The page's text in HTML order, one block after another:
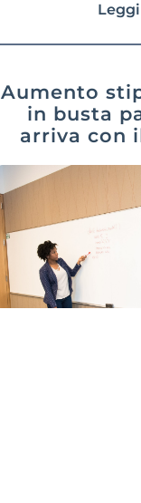
Aumento
in busta
arriva con